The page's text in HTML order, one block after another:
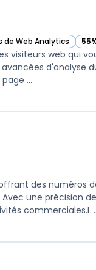
de Web Analytics
Queue dans cette —
visiteurs web qui
d'analyse
...
des numéros
une précision
commerciales.L